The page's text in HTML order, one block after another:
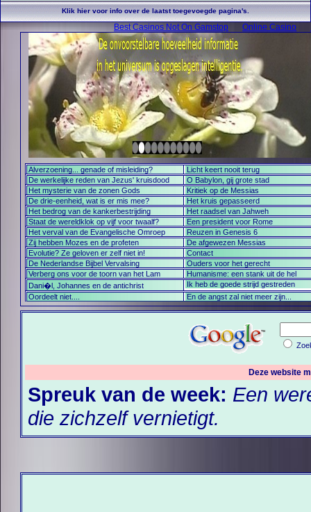
Best Casinos Not On Gamstop Online Casino
Alverzoening... genade of misleiding?
Licht keert nooit terug
De werkelijke reden van Jezus' kruisdood
O Babylon, gij grote stad
Het mysterie van de zonen Gods
Kritiek op de Messias
De drie-eenheid, wat is er mis mee?
Het kruis gepasseerd
Het bedrog van de kankerbestrijding
Het raadsel van Jahweh
Staat de wereldklok op vijf voor twaalf?
Een president voor Rome
Het verval van de Evangelische Omroep
Reuzen in Genesis 6
Zij hebben Mozes en de profeten
De afgewezen Messias
Evolutie? Ze geloven er zelf niet in!
Contact
De Nederlandse Bijbel Vervalsing
Ouders voor het gerecht
Verberg ons voor de toorn van het Lam
Humanisme: een stank uit de hel
Dani�l, Johannes en de antichrist
Ik heb de goede strijd gestreden
Oordeelt niet....
En de angst zal niet meer zijn...
Deze website
Spreuk van de week: Een
die zichzelf vernietigt.
Klik hier voor info over de laatst toegevoegde pagina's.